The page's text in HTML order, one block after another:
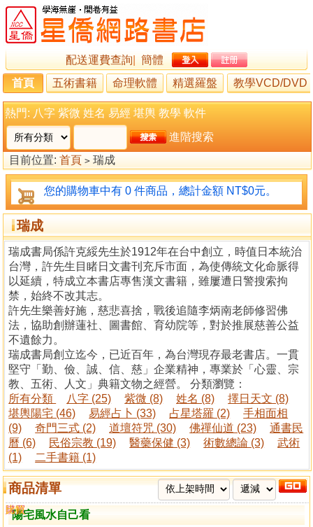
配送運費查詢
簡體
首頁
五術書籍 命理軟體 精選羅盤 教學VCD/DVD
熱門: 八字 紫微 姓名 易經 堪輿 教學 軟件
進階搜索
目前位置: 首頁 > 瑞成
您的購物車中有 0 件商品，總計金額 NT$0元。
瑞成
瑞成書局係許克綏先生於1912年在台中創立，時值日本統治
台灣，許先生目睹日文書刊充斥市面，為使傳統文化命脈得
以延續，特成立本書店專售漢文書籍，雖屢遭日警搜索拘
禁，始終不改其志。
許先生樂善好施，慈悲喜捨，戰後追隨李炳南老師修習佛
法，協助創辦蓮社、圖書館、育幼院等，對於推展慈善公益
不遺餘力。
瑞成書局創立迄今，已近百年，為台灣現存最老書店。一貫
堅守「勤、儉、誠、信、慈」企業精神，專業於「心靈、宗
教、五術、人文」典籍文物之經營。 分類瀏覽：
所有分類
八字 (25) 紫微 (8) 姓名 (8)
擇日天文 (8)
堪輿陽宅 (46)
易經占卜 (33) 占星塔羅 (2)
手相面相
(9)
奇門三式 (2) 道壇符咒 (30) 佛禪仙道 (23)
通書民
曆 (6)
民俗宗教 (19) 醫藥保健 (3) 術數總論 (3)
武術
(1)
二手書籍 (1)
商品清單
陽宅風水自己看
購買
比較